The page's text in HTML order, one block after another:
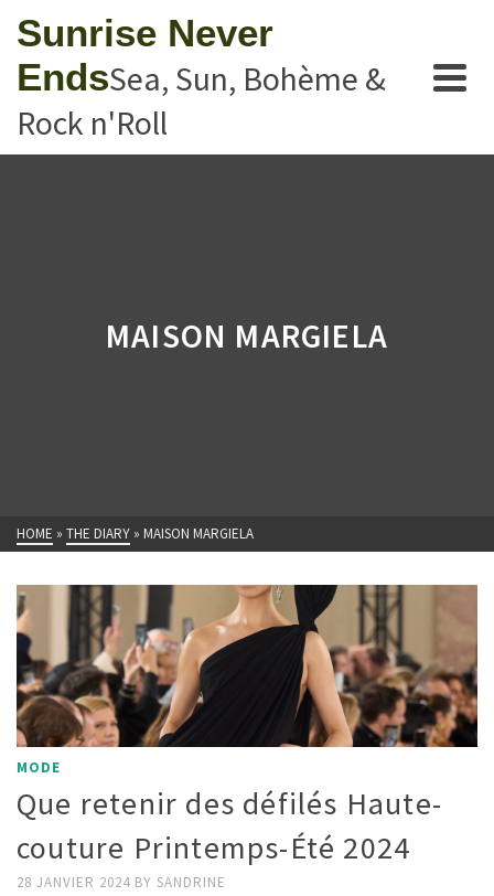
Sunrise Never
EndsSea, Sun, Bohème &
Rock n'Roll
MAISON MARGIELA
HOME » THE DIARY » MAISON MARGIELA
MODE
Que retenir des défilés Haute-
couture Printemps-Été 2024
28 JANVIER 2024 BY SANDRINE